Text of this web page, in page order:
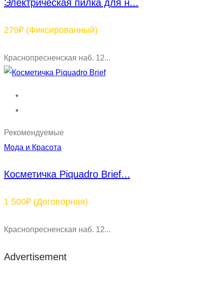
Электрическая пилка для н...
279₽ (Фиксированный)
Краснопресненская наб. 12...
Рекомендуемые
Мода и Красота
Косметичка Piquadro Brief...
1 500₽ (Договорная)
Краснопресненская наб. 12...
Advertisement